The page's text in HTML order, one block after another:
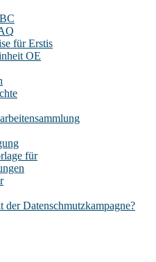
für Erstis
OE
für
Datenschmutzkampagne?